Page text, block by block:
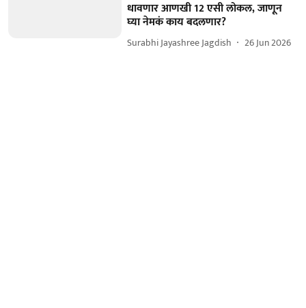
धावणार आणखी 12 एसी लोकल, जाणून
घ्या नेमकं काय बदलणार?
Surabhi Jayashree Jagdish 26 Jun 2026